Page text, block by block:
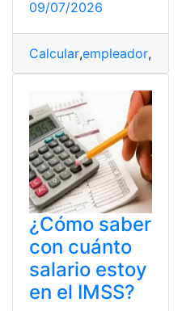
09/07/2026
Calcular,empleador,
¿Cómo saber
con cuánto
salario estoy
en el IMSS?